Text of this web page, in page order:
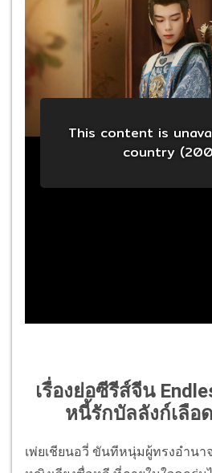
เรื่องย่อซีรีส์จีน
หนี้รักบัลลังก์เลือ
เพ่ยเชียนอวี่ ขันทีหนุ่มผู้ทรงอำนา